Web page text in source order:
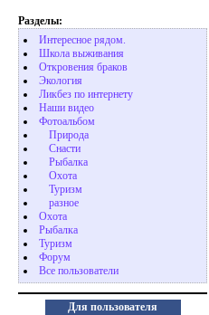
Разделы:
Интересное рядом.
Школа выживания
Откровения браков
Экология
Ликбез по интернету
Наши видео
Фотоальбом
Природа
Cнасти
Рыбалка
Охота
Туризм
разное
Охота
Pыбалка
Туризм
Форум
Все пользователи
Для пользователя